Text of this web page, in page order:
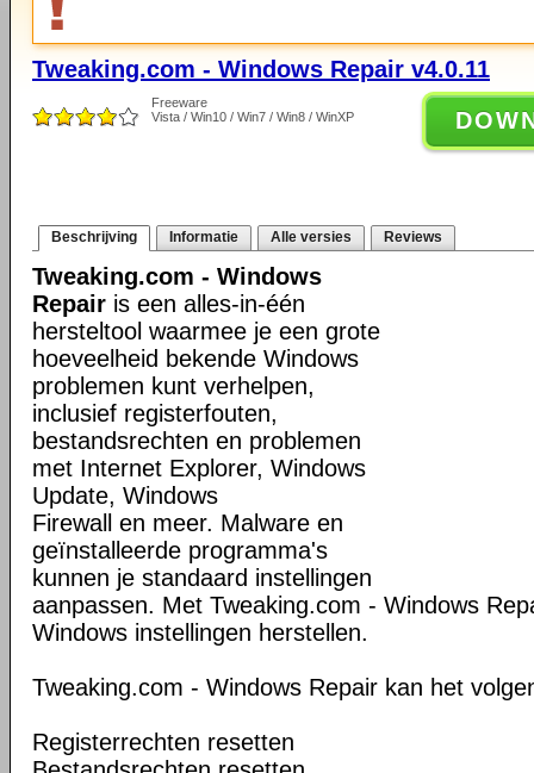
Tweaking.com - Windows Repair v4.0.11
Freeware
Vista / Win10 / Win7 / Win8 / WinXP
Beschrijving Informatie Alle versies Reviews
Tweaking.com - Windows
Repair is een alles-in-één
hersteltool waarmee je een grote
hoeveelheid bekende Windows
problemen kunt verhelpen,
inclusief registerfouten,
bestandsrechten en problemen
met Internet Explorer, Windows
Update, Windows
Firewall en meer. Malware en
geïnstalleerde programma's
kunnen je standaard instellingen
aanpassen. Met Tweaking.com - Windows
Windows instellingen herstellen.
Tweaking.com - Windows Repair kan het
Registerrechten resetten